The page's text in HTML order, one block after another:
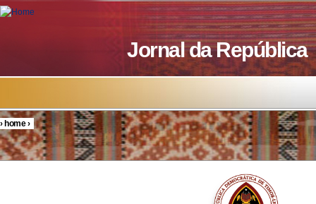
Skip to main content
Jornal da República
You are here
›home›